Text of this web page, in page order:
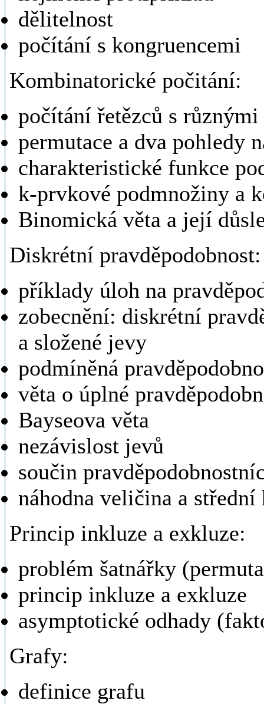
dělitelnost
počítání s kongruencemi
Kombinatorické počitání:
počítání řetězců s
permutace a dva pohledy
charakteristické funkce
k-prvkové podmnožiny a
Binomická věta a její
Diskrétní pravděpodobnost:
příklady úloh na
zobecnění: diskrétní
a složené jevy
podmíněná
věta o úplné
Bayseova věta
nezávislost jevů
součin
náhodna veličina a střední
Princip inkluze a exkluze:
problém šatnářky
princip inkluze a exkluze
asymptotické odhady
Grafy:
definice grafu